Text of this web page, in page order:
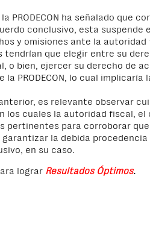
PRODECON ha señalado que
conclusivo, esta suspende
y omisiones ante la
tendrían que elegir entre su
o bien, ejercer su derecho de
la PRODECON, lo cual
es relevante observar
los cuales la autoridad fiscal, el
pertinentes para corroborar
la debida
en su caso.
lograr Resultados Óptimos.